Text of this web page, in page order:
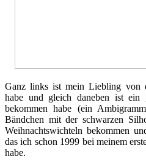
Ganz links ist mein Liebling von
habe und gleich daneben ist ein
bekommen habe (ein
Bändchen mit der schwarzen
Weihnachtswichteln bekommen
das ich schon 1999 bei meinem
habe.